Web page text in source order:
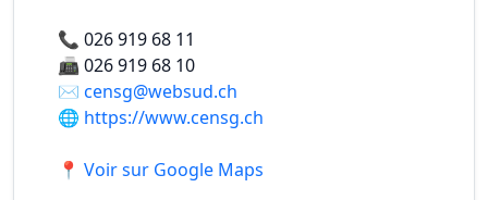
📞 026 919 68 11
📠026 919 68 10
✉️ censg@websud.ch
🌐 https://www.censg.ch
📍 Voir sur Google Maps